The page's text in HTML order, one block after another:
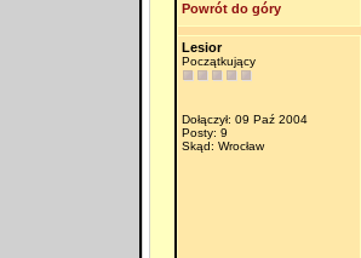
Powrót do góry
Lesior
Początkujący
Dołączył: 09 Paź 2004
Posty: 9
Skąd: Wrocław